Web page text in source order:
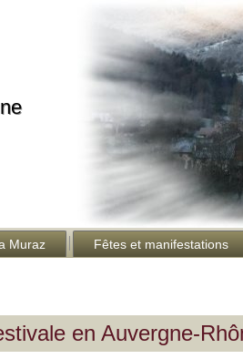
Muraz Fêtes et manifestations
en Auvergne-